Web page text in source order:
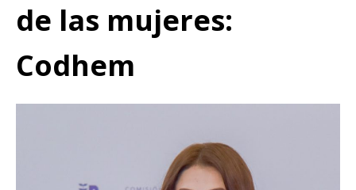
de las mujeres:
Codhem